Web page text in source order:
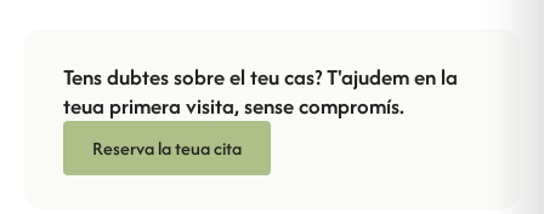
Tens dubtes sobre el teu cas? T'ajudem en la
teua primera visita, sense compromís.
Reserva la teua cita